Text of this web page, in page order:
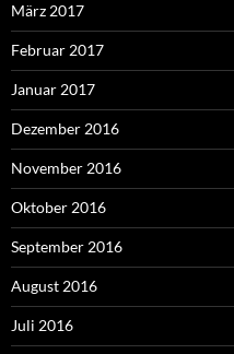
März 2017
Februar 2017
Januar 2017
Dezember 2016
November 2016
Oktober 2016
September 2016
August 2016
Juli 2016